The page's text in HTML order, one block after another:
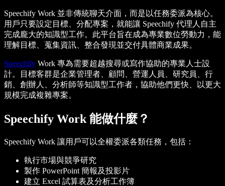
Speechify Work 並非傳統聊天介面，而是以任務委派為核心。
用戶只要設定目標、分配專案，就能讓 Speechify 代理人自主
完成龐大的知識型工作。此平台旨在成為專業數位勞動力，能
理解目標、蒐集資訊、整合發現並交付具體商業成果。
Speechify Work 專為需要超越搜尋或寫作協助的專業人士設
計。目標客群是企業管理者、顧問、營運人員、研究員、行
銷、創辦人、分析師等知識型工作者，協助他們更快、以更大
規模完成複雜專案。
Speechify Work 能做什麼？
Speechify Work 讓用戶可以全權委派各類任務，包括：
執行市場與競爭研究
製作 PowerPoint 簡報及投影片
建立 Excel 試算表及分析工作簿